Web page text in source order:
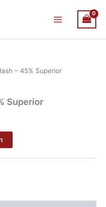
Menu
– 45% Superior
Superior